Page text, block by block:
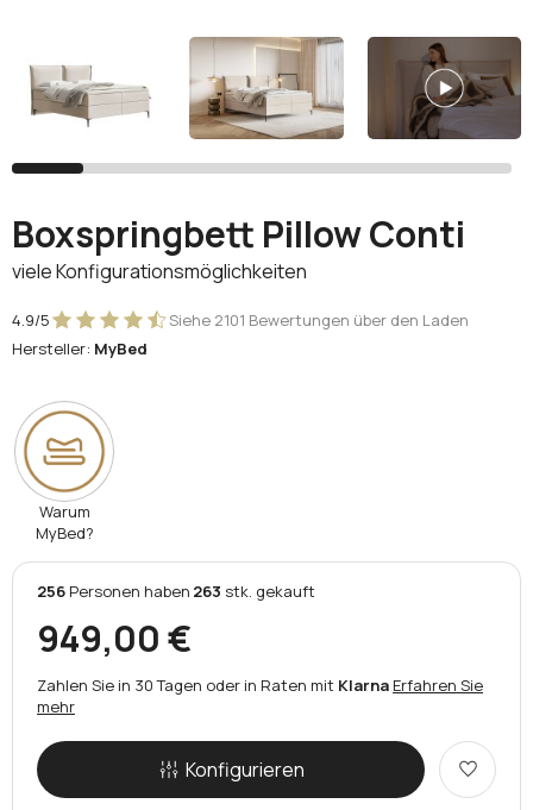
Google
Sie haben noch kein Konto?
Boxspringbett Pillow Conti
viele Konfigurationsmöglichkeiten
4.9/5
Siehe 2101 Bewertungen über den Laden
Hersteller: MyBed
Warum
MyBed?
256 Personen haben 263 stk. gekauft
949,00 €
Zahlen Sie in 30 Tagen oder in Raten mit Klarna Erfahren Sie
mehr
Konfigurieren